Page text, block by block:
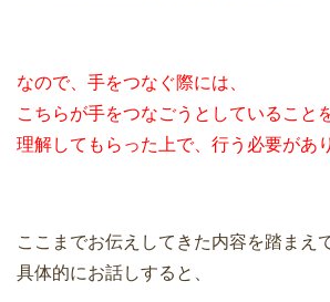
なので、手をつなぐ際には、
こちらが手をつなごうとしていること
理解してもらった上で、行う必要があ
ここまでお伝えしてきた内容を踏まえ
具体的にお話しすると、